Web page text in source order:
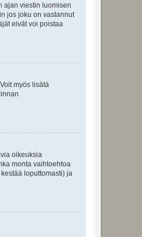
ajan viestin luomisen
jos joku on vastannut
eivät voi poistaa
myös lisätä
oikeuksia
monta vaihtoehtoa
loputtomasti) ja